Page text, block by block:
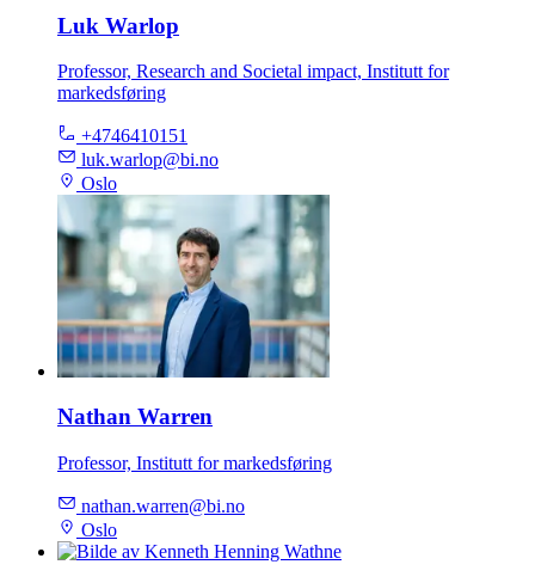
Luk Warlop
Professor, Research and Societal impact, Institutt for
markedsføring
+4746410151
luk.warlop@bi.no
Oslo
Nathan Warren
Professor, Institutt for markedsføring
nathan.warren@bi.no
Oslo